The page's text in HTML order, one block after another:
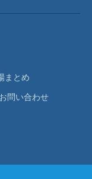
まとめ
お問い合わせ